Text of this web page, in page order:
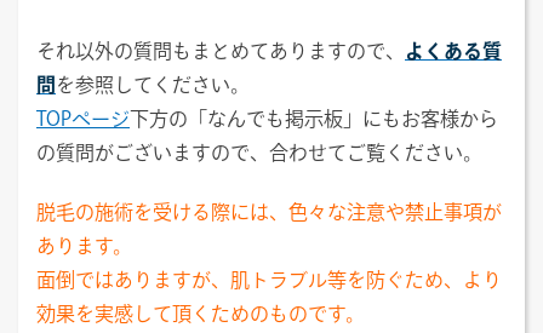
それ以外の質問もまとめてありますので、
よくある質
問 を参照してください。
TOPページ 下方の「なんでも掲示板」にもお客様から
の質問がございますので、合わせてご覧ください。
脱毛の施術を受ける際には、色々な注意や禁止事項が
あります。
面倒ではありますが、肌トラブル等を防ぐため、より
効果を実感して頂くためのものです。